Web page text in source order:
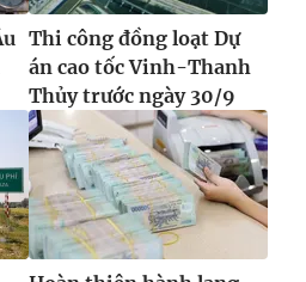
Thi công đồng loạt Dự
án cao tốc Vinh-Thanh
Thủy trước ngày 30/9